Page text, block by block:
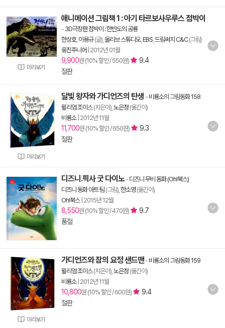
미리보기
애니메이션 그림책 1 : 아기 타르보사우루스 점박이
- 3D극장판 점박이 : 한반도의 공룡
한상호, 이용규(글), 올리브 스튜디오, EBS 드림써치 C&C(그림)
웅진주니어 2012년 01월
9,900원 (10% 할인 / 550원)
9.4
절판
미리보기
달빛 왕자와 가디언즈의 탄생 - 비룡소의 그림동화 158
윌리엄 조이스(지은이), 노은정 (옮긴이)
비룡소| 2012년 11월
11,700원 (10% 할인 / 650원)
9.3
절판
디즈니.픽사 굿 다이노- 디즈니 무비 동화 (Oh!북스)
디즈니 동화 아트 팀 (그림), 한소영(옮긴이)
Oh!북스| 2015년 12월
8,550원 (10% 할인 / 470원)
9.7
품절
미리보기
가디언즈와 잠의 요정 샌드맨 - 비룡소의 그림동화 159
윌리엄 조이스(지은이), 노은정 (옮긴이)
비룡소| 2012년 11월
10,800원 (10% 할인 / 600원)
9.4
절판